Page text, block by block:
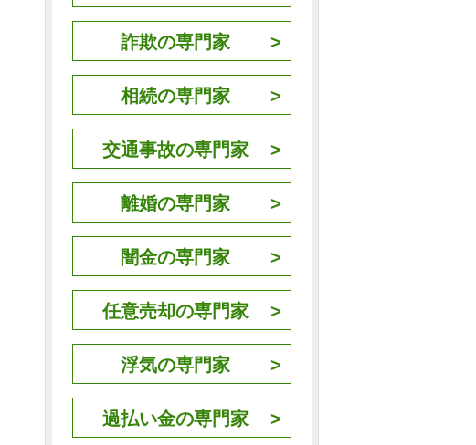
詐欺の専門家
相続の専門家
交通事故の専門家
離婚の専門家
闇金の専門家
任意売却の専門家
浮気の専門家
過払い金の専門家